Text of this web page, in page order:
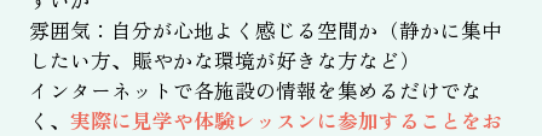
雰囲気：自分が心地よく感じる空間か（静かに集中
したい方、賑やかな環境が好きな方など）
インターネットで各施設の情報を集めるだけでな
く、 実際に見学や体験レッスンに参加することをお